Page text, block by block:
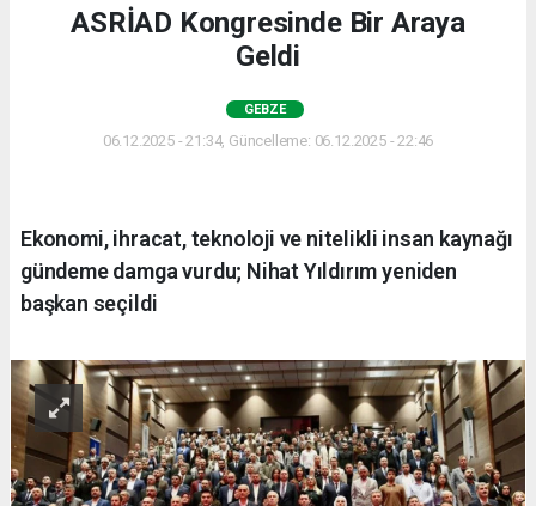
ASRİAD Kongresinde Bir Araya
Geldi
GEBZE
06.12.2025 - 21:34, Güncelleme: 06.12.2025 - 22:46
Ekonomi, ihracat, teknoloji ve nitelikli insan kaynağı
gündeme damga vurdu; Nihat Yıldırım yeniden
başkan seçildi